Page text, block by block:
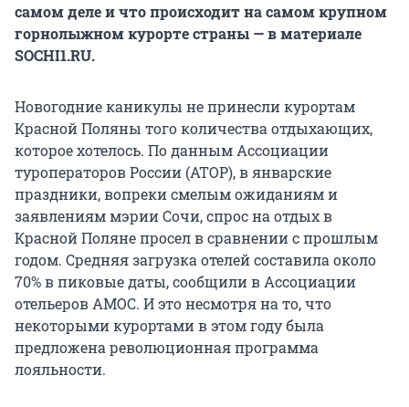
самом деле и что происходит на самом крупном
горнолыжном курорте страны — в материале
SOCHI1.RU.
Новогодние каникулы не принесли курортам
Красной Поляны того количества отдыхающих,
которое хотелось. По данным Ассоциации
туроператоров России (АТОР), в январские
праздники, вопреки смелым ожиданиям и
заявлениям мэрии Сочи, спрос на отдых в
Красной Поляне просел в сравнении с прошлым
годом. Средняя загрузка отелей составила около
70% в пиковые даты, сообщили в Ассоциации
отельеров АМОС. И это несмотря на то, что
некоторыми курортами в этом году была
предложена революционная программа
лояльности.